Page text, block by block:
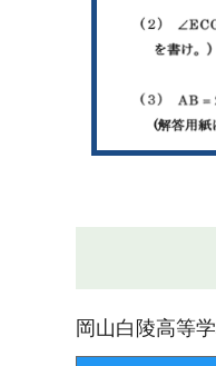
岡山白陵高等